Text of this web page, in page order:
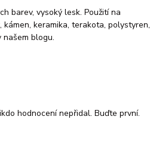
barev, vysoký lesk. Použití na
kámen, keramika, terakota, polystyren,
blogu.
hodnocení nepřidal. Buďte první.